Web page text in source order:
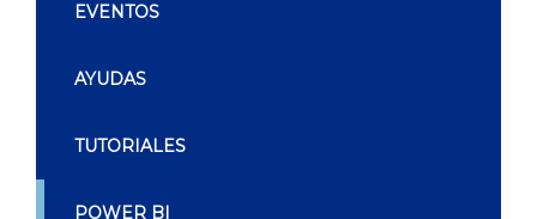
EVENTOS
AYUDAS
TUTORIALES
POWER BI